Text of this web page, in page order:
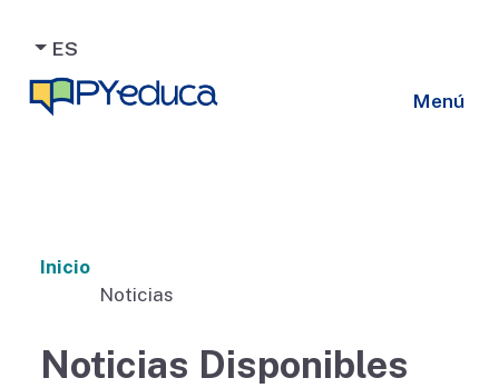
ES
Menú
Inicio
Noticias
Noticias Disponibles